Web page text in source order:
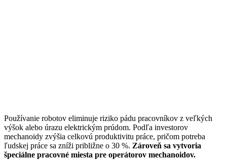
Používanie robotov eliminuje riziko pádu pracovníkov z veľkých
výšok alebo úrazu elektrickým prúdom. Podľa investorov
mechanoidy zvýšia celkovú produktivitu práce, pričom potreba
ľudskej práce sa zníži približne o 30 %. Zároveň sa vytvoria
špeciálne pracovné miesta pre operátorov mechanoidov.